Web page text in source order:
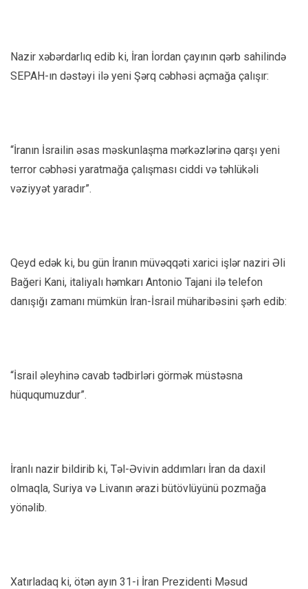
Nazir xəbərdarlıq edib ki, İran İordan çayının qərb sahilində
SEPAH-ın dəstəyi ilə yeni Şərq cəbhəsi açmağa çalışır:
“İranın İsrailin əsas məskunlaşma mərkəzlərinə qarşı yeni
terror cəbhəsi yaratmağa çalışması ciddi və təhlükəli
vəziyyət yaradır”.
Qeyd edək ki, bu gün İranın müvəqqəti xarici işlər naziri Əli
Bağeri Kani, italiyalı həmkarı Antonio Tajani ilə telefon
danışığı zamanı mümkün İran-İsrail müharibəsini şərh edib:
“İsrail əleyhinə cavab tədbirləri görmək müstəsna
hüququmuzdur”.
İranlı nazir bildirib ki, Təl-Əvivin addımları İran da daxil
olmaqla, Suriya və Livanın ərazi bütövlüyünü pozmağa
yönəlib.
Xatırladaq ki, ötən ayın 31-i İran Prezidenti Məsud